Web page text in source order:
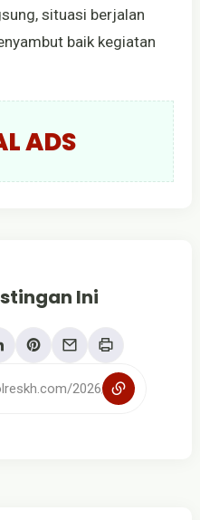
situasi berjalan
baik kegiatan
ADS
Ini